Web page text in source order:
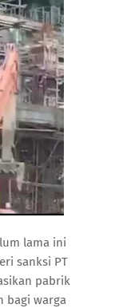
lama ini
sanksi PT
pabrik
bagi warga